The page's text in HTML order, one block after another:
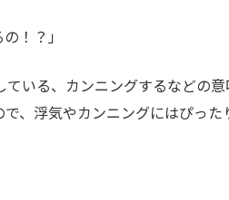
！？」
いる、カンニングするなどの
、浮気やカンニングにはぴった